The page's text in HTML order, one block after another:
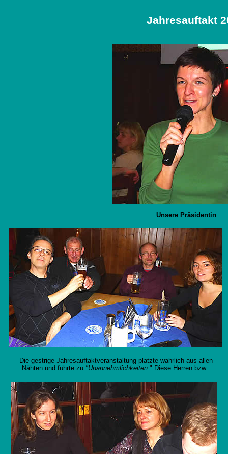
Jahresauftakt
Unsere Präsidentin
Die gestrige Jahresauftaktveranstaltung platzte wahrlich aus allen
Nähten und führte zu "Unannehmlichkeiten." Diese Herren bzw..